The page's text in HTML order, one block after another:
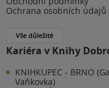
Ochrana osobních údajů
Vše důležité
Kariéra v Knihy
KNIHKUPEC - BRNO
Vaňkovka)